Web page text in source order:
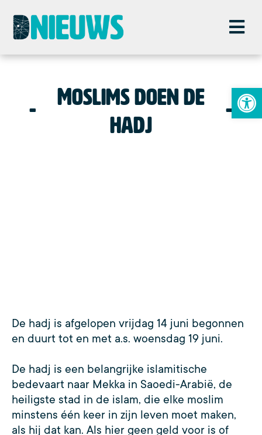
Moslims doen de
hadj
De hadj is afgelopen vrijdag 14 juni begonnen
en duurt tot en met a.s. woensdag 19 juni.
De hadj is een belangrijke islamitische
bedevaart naar Mekka in Saoedi-Arabië, de
heiligste stad in de islam, die elke moslim
minstens één keer in zijn leven moet maken,
als hij dat kan. Als hier geen geld voor is of